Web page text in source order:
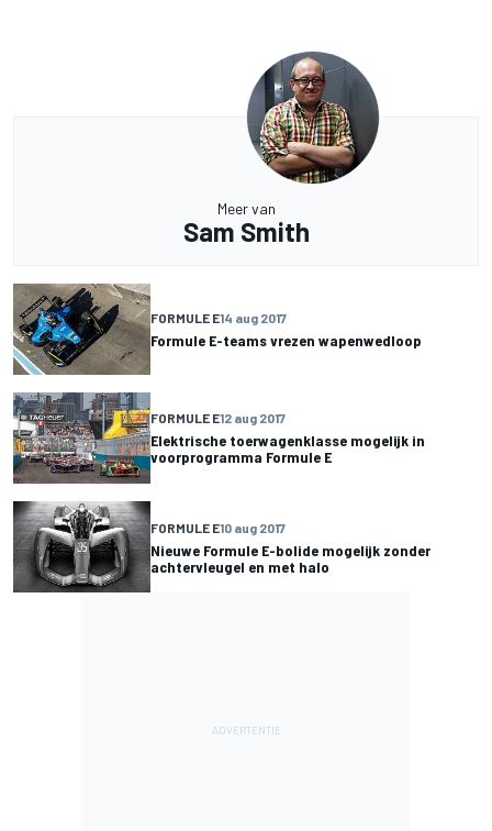
Meer van
Sam Smith
FORMULE E14 aug 2017
Formule E-teams vrezen wapenwedloop
FORMULE E12 aug 2017
Elektrische toerwagenklasse mogelijk in
voorprogramma Formule E
FORMULE E10 aug 2017
Nieuwe Formule E-bolide mogelijk zonder
achtervleugel en met halo